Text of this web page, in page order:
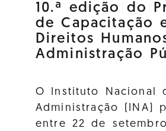
10.ª edição do
de Capacitação
Direitos
Administração
O Instituto Nacional
Administração (INA)
entre 22 de